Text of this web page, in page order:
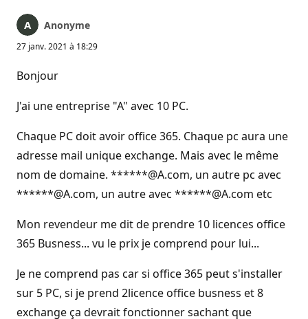
Anonyme
27 janv. 2021 à 18:29
Bonjour
J'ai une entreprise "A" avec 10 PC.
Chaque PC doit avoir office 365. Chaque pc aura une
adresse mail unique exchange. Mais avec le même
nom de domaine. ******@A.com, un autre pc avec
******@A.com, un autre avec ******@A.com etc
Mon revendeur me dit de prendre 10 licences office
365 Busness... vu le prix je comprend pour lui...
Je ne comprend pas car si office 365 peut s'installer
sur 5 PC, si je prend 2licence office busness et 8
exchange ça devrait fonctionner sachant que